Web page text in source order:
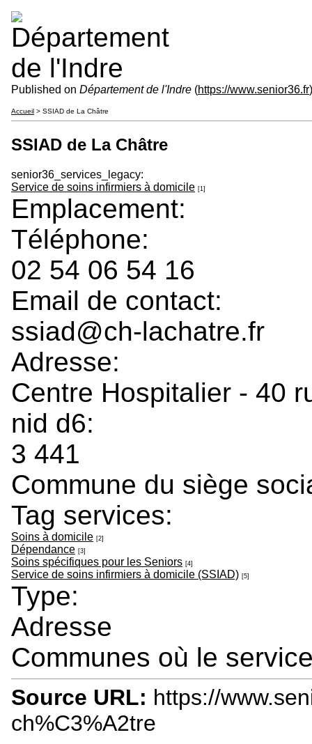
Published on Département de l'Indre (https://www.senior36.fr)
Accueil > SSIAD de La Châtre
SSIAD de La Châtre
senior36_services_legacy:
Service de soins infirmiers à domicile [1]
Emplacement:
Téléphone:
02 54 06 54 16
Email de contact:
ssiad@ch-lachatre.fr
Adresse:
Centre Hospitalier - 40
nid d6:
3 441
Commune du siège
Tag services:
Soins à domicile [2]
Dépendance [3]
Soins spécifiques pour les Seniors [4]
Service de soins infirmiers à domicile (SSIAD) [5]
Type:
Adresse
Communes où le
Source URL: https://
ch%C3%A2tre